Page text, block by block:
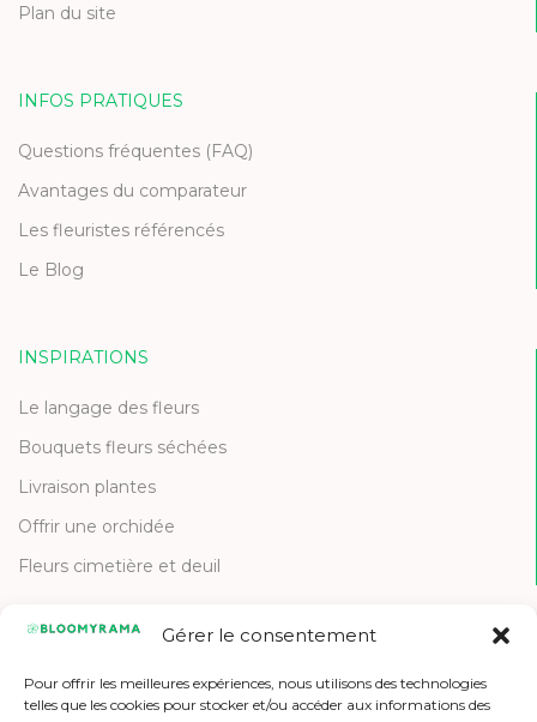
Gérer le consentement
Pour offrir les meilleures expériences, nous utilisons des technologies
telles que les cookies pour stocker et/ou accéder aux informations des
Plan du site
INFOS PRATIQUES
Questions fréquentes (FAQ)
Avantages du comparateur
Les fleuristes référencés
Le Blog
INSPIRATIONS
Le langage des fleurs
Bouquets fleurs séchées
Livraison plantes
Offrir une orchidée
Fleurs cimetière et deuil
Contactez-nous